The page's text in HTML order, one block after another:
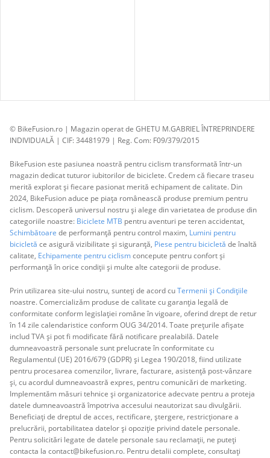
© BikeFusion.ro | Magazin operat de GHETU M.GABRIEL ÎNTREPRINDERE
INDIVIDUALĂ | CIF: 34481979 | Reg. Com: F09/379/2015
BikeFusion este pasiunea noastră pentru ciclism transformată într-un
magazin dedicat tuturor iubitorilor de biciclete. Credem că fiecare traseu
merită explorat și fiecare pasionat merită echipament de calitate. Din
2024, BikeFusion aduce pe piața românească produse premium pentru
ciclism. Descoperă universul nostru și alege din varietatea de produse din
categoriile noastre: Biciclete MTB pentru aventuri pe teren accidentat,
Schimbătoare de performanță pentru control maxim, Lumini pentru
bicicletă ce asigură vizibilitate și siguranță, Piese pentru bicicletă de înaltă
calitate, Echipamente pentru ciclismconcepute pentru confort și
performanță în orice condiții și multe alte categorii de produse.
Prin utilizarea site-ului nostru, sunteți de acord cuTermenii și Condițiile
noastre. Comercializăm produse de calitate cu garanția legală de
conformitate conform legislației române în vigoare, oferind drept de retur
în 14 zile calendaristice conform OUG 34/2014. Toate prețurile afișate
includ TVA și pot fi modificate fără notificare prealabilă. Datele
dumneavoastră personale sunt prelucrate în conformitate cu
Regulamentul (UE) 2016/679 (GDPR) și Legea 190/2018, fiind utilizate
pentru procesarea comenzilor, livrare, facturare, asistență post-vânzare
și, cu acordul dumneavoastră expres, pentru comunicări de marketing.
Implementăm măsuri tehnice și organizatorice adecvate pentru a proteja
datele dumneavoastră împotriva accesului neautorizat sau divulgării.
Beneficiați de dreptul de acces, rectificare, ștergere, restricționare a
prelucrării, portabilitatea datelor și opoziție privind datele personale.
Pentru solicitări legate de datele personale sau reclamații, ne puteți
contacta la contact@bikefusion.ro. Pentru detalii complete, consultați